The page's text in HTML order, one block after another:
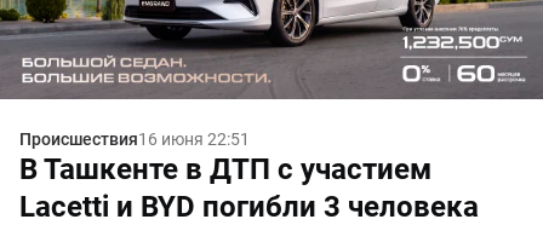
Происшествия16 июня 22:51
В Ташкенте в ДТП с участием
Lacetti и BYD погибли 3 человека